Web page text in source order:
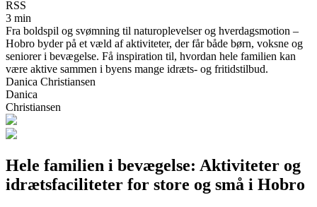
RSS
3 min
Fra boldspil og svømning til naturoplevelser og hverdagsmotion –
Hobro byder på et væld af aktiviteter, der får både børn, voksne og
seniorer i bevægelse. Få inspiration til, hvordan hele familien kan
være aktive sammen i byens mange idræts- og fritidstilbud.
Danica Christiansen
Danica
Christiansen
Hele familien i bevægelse: Aktiviteter og
idrætsfaciliteter for store og små i Hobro